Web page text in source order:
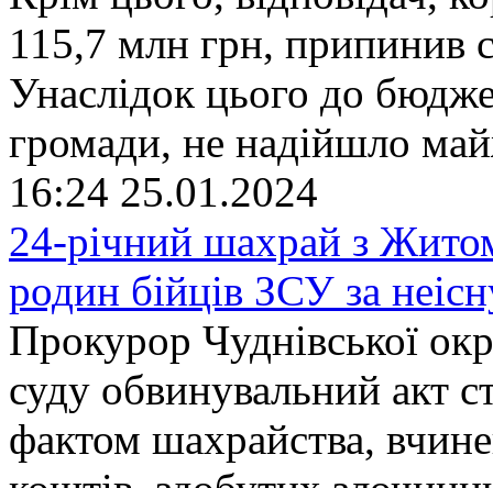
115,7 млн грн, припинив
Унаслідок цього до
громади, не надійшло
16:24 25.01.2024
24-річний шахрай з
родин бійців ЗСУ за
Прокурор Чуднівської
суду обвинувальний акт
фактом шахрайства,